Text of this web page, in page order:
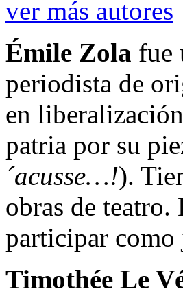
ver más autores
Émile Zola fue
periodista de
en
patria por su
´acusse…!).
obras de teatro.
participar como
Timothée Le